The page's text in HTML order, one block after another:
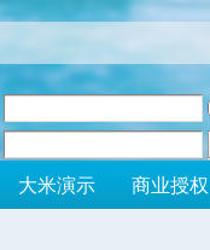
大米演示 商业授权